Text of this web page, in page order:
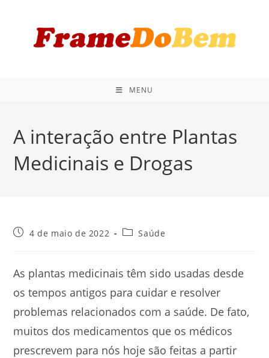
MENU
A interação entre Plantas
Medicinais e Drogas
Post4 de maio de 2022
Categoria
Saúde
As plantas medicinais têm sido usadas desde
os tempos antigos para cuidar e resolver
problemas relacionados com a saúde. De fato,
muitos dos medicamentos que os médicos
prescrevem para nós hoje são feitas a partir